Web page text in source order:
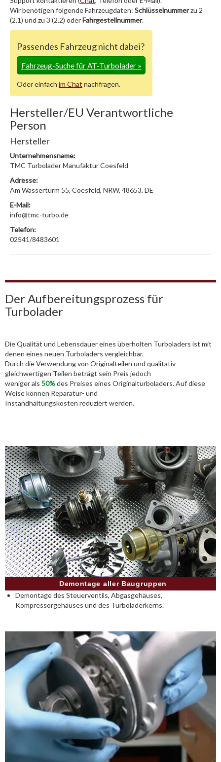
Wir benötigen folgende Fahrzeugdaten: Schlüsselnummerzu 2
(2.1) und zu 3 (2.2) oderFahrgestellnummer.
Passendes Fahrzeug nicht dabei?
Fahrzeug-Suche für AT-Turbolader»
Oder einfach im Chat nachfragen.
Hersteller/EU Verantwortliche
Person
Hersteller
Unternehmensname:
TMC Turbolader Manufaktur Coesfeld
Adresse:
Am Wasserturm 55, Coesfeld, NRW, 48653, DE
E-Mail:
info@tmc-turbo.de
Telefon:
02541/8483601
Der Aufbereitungsprozess für
Turbolader
Die Qualität und Lebensdauer eines überholten Turboladers ist mit
denen eines neuen Turboladers vergleichbar.
Durch die Verwendung von Originalteilen und qualitativ
gleichwertigen Teilen beträgt sein Preis jedoch
weniger als 50%des Preises eines Originalturboladers. Auf diese
Weise können Reparatur- und
Instandhaltungskosten reduziert werden.
Demontage aller Baugruppen
Demontage des Steuerventils, Abgasgehäuses,
Kompressorgehäuses und des Turboladerkerns.